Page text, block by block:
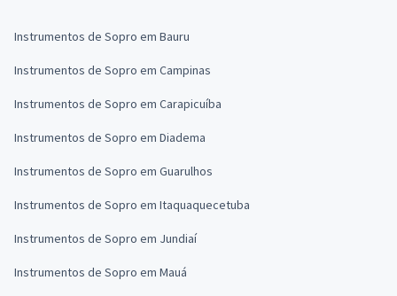
Instrumentos de Sopro em Bauru
Instrumentos de Sopro em Campinas
Instrumentos de Sopro em Carapicuíba
Instrumentos de Sopro em Diadema
Instrumentos de Sopro em Guarulhos
Instrumentos de Sopro em Itaquaquecetuba
Instrumentos de Sopro em Jundiaí
Instrumentos de Sopro em Mauá